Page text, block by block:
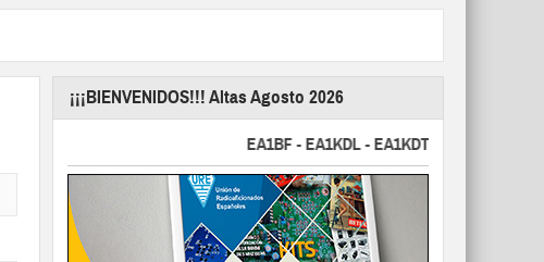
¡¡¡BIENVENIDOS!!! Altas Agosto 2026
EA1BF - EA1KDL - EA1KDT - EA2FBJ - EA2FJU